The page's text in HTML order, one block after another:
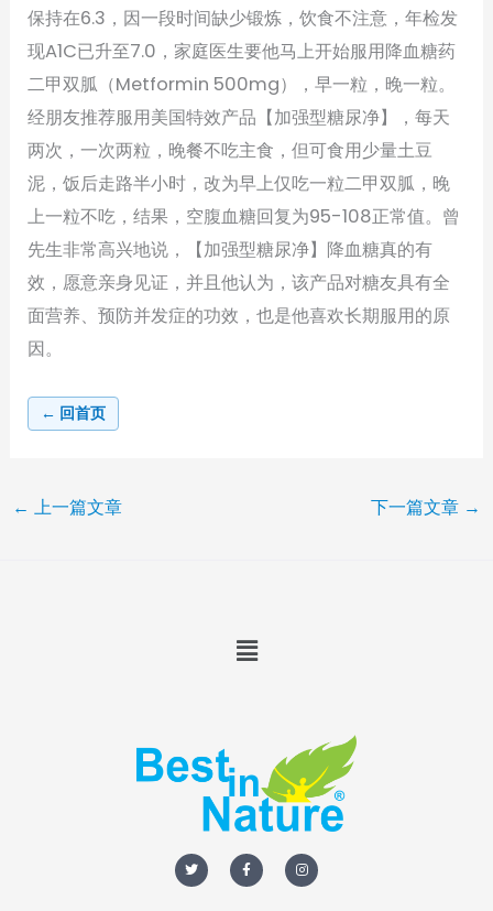
保持在6.3，因一段时间缺少锻炼，饮食不注意，年检发
现A1C已升至7.0，家庭医生要他马上开始服用降血糖药
二甲双胍（Metformin 500mg），早一粒，晚一粒。
经朋友推荐服用美国特效产品【加强型糖尿净】，每天
两次，一次两粒，晚餐不吃主食，但可食用少量土豆
泥，饭后走路半小时，改为早上仅吃一粒二甲双胍，晚
上一粒不吃，结果，空腹血糖回复为95-108正常值。曾
先生非常高兴地说，【加强型糖尿净】降血糖真的有
效，愿意亲身见证，并且他认为，该产品对糖友具有全
面营养、预防并发症的功效，也是他喜欢长期服用的原
因。
← 回首页
← 上一篇文章 下一篇文章 →
Menu
w
i
t
a
c
e
n
s
t